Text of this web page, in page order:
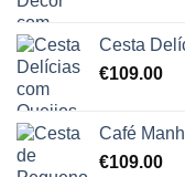
Cesta
€109.00
Café
€109.00